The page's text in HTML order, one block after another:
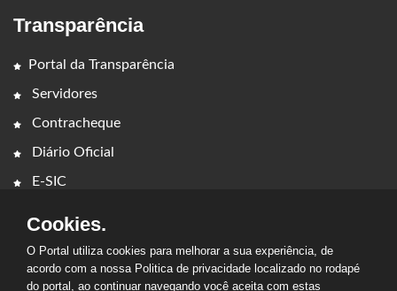
Transparência
Portal da Transparência
Servidores
Contracheque
Diário Oficial
E-SIC
Cookies.
O Portal utiliza cookies para melhorar a sua experiência, de
acordo com a nossa Politica de privacidade localizado no rodapé
do portal, ao continuar navegando você aceita com estas